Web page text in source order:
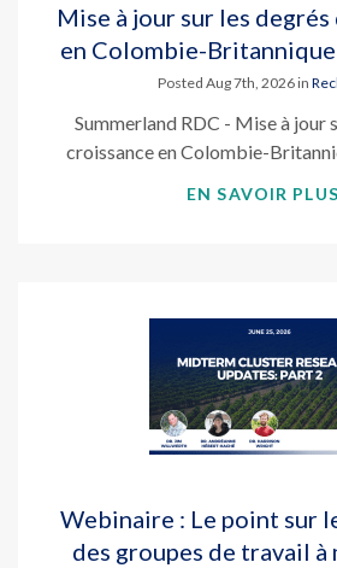
Mise à jour sur les
en Colombie-
Posted Aug 7th, 2026 in
Summerland RDC - Mise à jour
croissance en Colombie-
EN SAVOIR PLUS
Webinaire : Le point sur
des groupes de travail à